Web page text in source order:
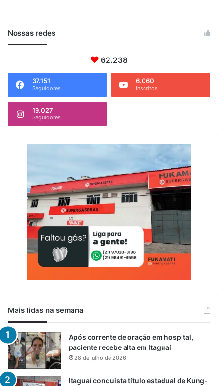
Nossas redes
62.238
37.151
Seguidores
6.060
Inscritos
19.027
Seguidores
Mais lidas na semana
Após corrente de oração em hospital,
paciente recebe alta em Itaguaí
28 de julho de 2026
Itaguaí conquista título estadual de Kung-